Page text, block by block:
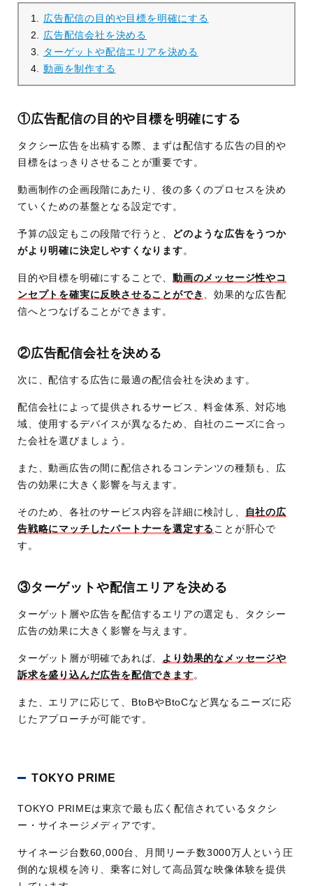
広告配信の目的や目標を明確にする
広告配信会社を決める
ターゲットや配信エリアを決める
動画を制作する
①広告配信の目的や目標を明確にする
タクシー広告を出稿する際、まずは配信する広告の目的や
目標をはっきりさせることが重要です。
動画制作の企画段階にあたり、後の多くのプロセスを決め
ていくための基盤となる設定です。
予算の設定もこの段階で行うと、
どのような広告をうつか
がより明確に決定しやすくなります 。
目的や目標を明確にすることで、 動画のメッセージ性やコ
ンセプトを確実に反映させることができ
、効果的な広告配
信へとつなげることができます。
②広告配信会社を決める
次に、配信する広告に最適の配信会社を決めます。
配信会社によって提供されるサービス、料金体系、対応地
域、使用するデバイスが異なるため、自社のニーズに合っ
た会社を選びましょう。
また、動画広告の間に配信されるコンテンツの種類も、広
告の効果に大きく影響を与えます。
そのため、各社のサービス内容を詳細に検討し、
自社の広
告戦略にマッチしたパートナーを選定する ことが肝心で
す。
③ターゲットや配信エリアを決める
ターゲット層や広告を配信するエリアの選定も、タクシー
広告の効果に大きく影響を与えます。
ターゲット層が明確であれば、
より効果的なメッセージや
訴求を盛り込んだ広告を配信できます 。
また、エリアに応じて、BtoBやBtoCなど異なるニーズに応
じたアプローチが可能です。
TOKYO PRIME
TOKYO PRIMEは東京で最も広く配信されているタクシ
ー・サイネージメディアです。
サイネージ台数60,000台、月間リーチ数3000万人という圧
倒的な規模を誇り、乗客に対して高品質な映像体験を提供